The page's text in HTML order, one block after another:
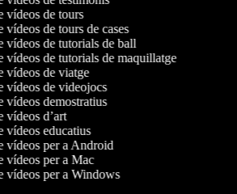
vídeos de tours
vídeos de tours de cases
vídeos de tutorials de ball
vídeos de tutorials de maquillatge
vídeos de viatge
vídeos de videojocs
vídeos demostratius
vídeos d’art
vídeos educatius
vídeos per a Android
vídeos per a Mac
vídeos per a Windows